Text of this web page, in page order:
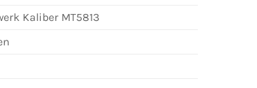
Kaliber MT5813